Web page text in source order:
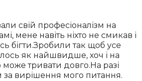
свій професіоналізм на
мене навіть ніхто не смикав і
бігти.Зробили так щоб усе
як найшвидше, хоч і на
тривати довго.На разі
вирішення мого питання.